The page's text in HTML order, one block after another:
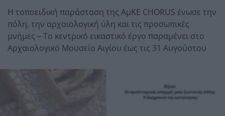
Η τοποειδική παράσταση της ΑμΚΕ CHORUS ένωσε την
πόλη, την αρχαιολογική ύλη και τις προσωπικές
μνήμες – Το κεντρικό εικαστικό έργο παραμένει στο
Αρχαιολογικό Μουσείο Αιγίου έως τις 31 Αυγούστου